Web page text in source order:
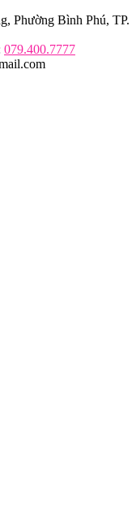
Phường Bình Phú, TP.
079.400.7777